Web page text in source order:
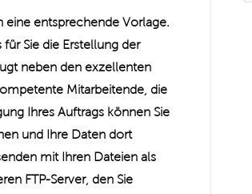
entsprechende Vorlage.
Sie die Erstellung der
neben den exzellenten
Mitarbeitende, die
Ihres Auftrags können Sie
und Ihre Daten dort
mit Ihren Dateien als
FTP-Server, den Sie